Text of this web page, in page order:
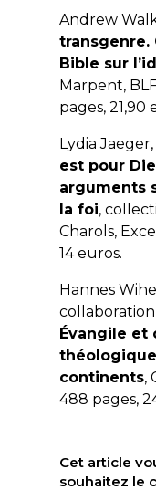
Andrew
transgenre.
Bible sur
Marpent,
pages, 21,90
Lydia
est pour
arguments
la foi,
Charols,
14 euros.
Hannes
Évangile et
continents,
488 pages,
Cet article
souhaitez le